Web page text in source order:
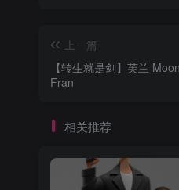
上一篇
【转生就是剑】芙兰 Moon Figures - Reincarnated As A Sword -
Fran
相关推荐